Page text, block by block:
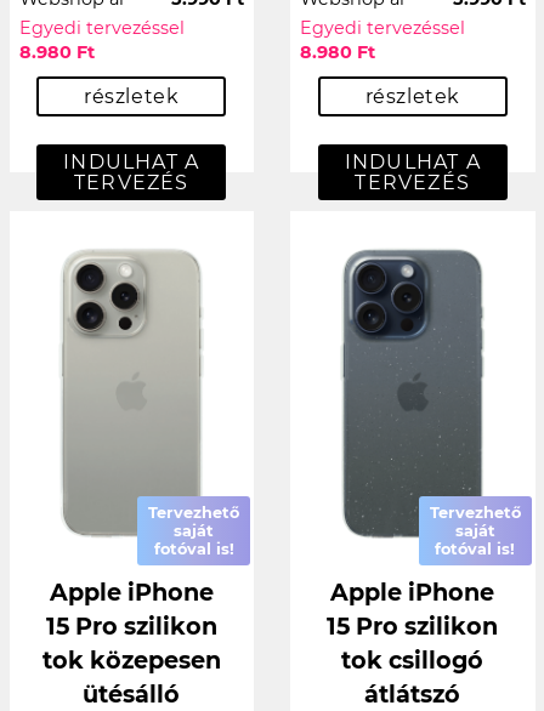
Egyedi tervezéssel
8.980 Ft
részletek
INDULHAT A
TERVEZÉS
Egyedi tervezéssel
8.980 Ft
részletek
INDULHAT A
TERVEZÉS
Tervezhető
saját
fotóval is!
Apple iPhone
15 Pro szilikon
tok közepesen
ütésálló
Tervezhető
saját
fotóval is!
Apple iPhone
15 Pro szilikon
tok csillogó
átlátszó